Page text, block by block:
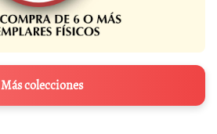
Más colecciones